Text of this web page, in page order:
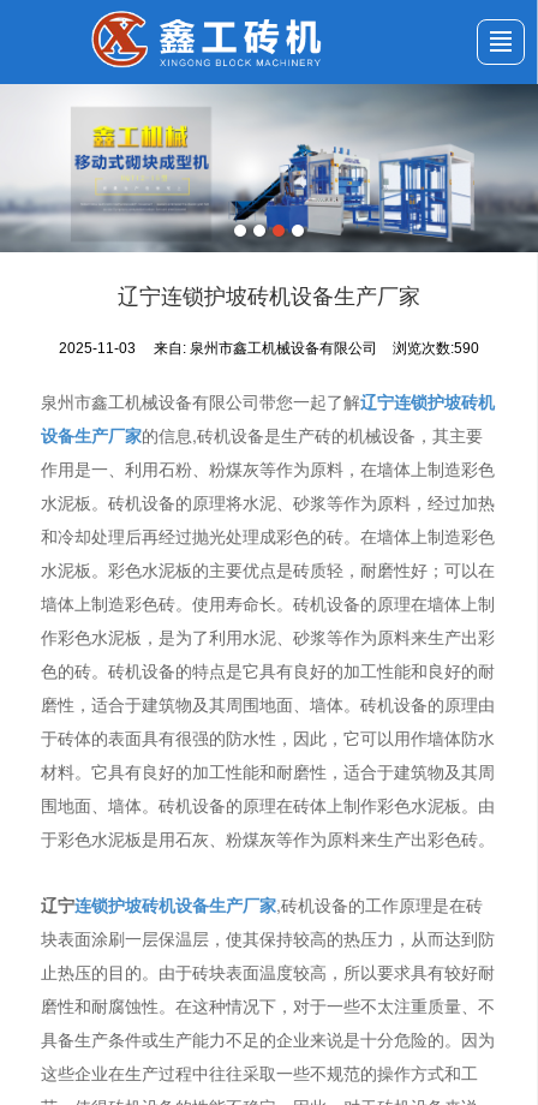
公司介绍 产品展示 应用案例 服务与支持 留言反馈
辽宁连锁护坡砖机设备生产厂家
2025-11-03 来自: 泉州市鑫工机械设备有限公司 浏览次数:590
泉州市鑫工机械设备有限公司带您一起了解辽宁连锁护坡砖机
设备生产厂家的信息,砖机设备是生产砖的机械设备，其主要
作用是一、利用石粉、粉煤灰等作为原料，在墙体上制造彩色
水泥板。砖机设备的原理将水泥、砂浆等作为原料，经过加热
和冷却处理后再经过抛光处理成彩色的砖。在墙体上制造彩色
水泥板。彩色水泥板的主要优点是砖质轻，耐磨性好；可以在
墙体上制造彩色砖。使用寿命长。砖机设备的原理在墙体上制
作彩色水泥板，是为了利用水泥、砂浆等作为原料来生产出彩
色的砖。砖机设备的特点是它具有良好的加工性能和良好的耐
磨性，适合于建筑物及其周围地面、墙体。砖机设备的原理由
于砖体的表面具有很强的防水性，因此，它可以用作墙体防水
材料。它具有良好的加工性能和耐磨性，适合于建筑物及其周
围地面、墙体。砖机设备的原理在砖体上制作彩色水泥板。由
于彩色水泥板是用石灰、粉煤灰等作为原料来生产出彩色砖。
辽宁连锁护坡砖机设备生产厂家,砖机设备的工作原理是在砖
块表面涂刷一层保温层，使其保持较高的热压力，从而达到防
止热压的目的。由于砖块表面温度较高，所以要求具有较好耐
磨性和耐腐蚀性。在这种情况下，对于一些不太注重质量、不
具备生产条件或生产能力不足的企业来说是十分危险的。因为
这些企业在生产过程中往往采取一些不规范的操作方式和工